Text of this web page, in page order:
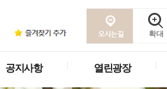
확대
공지사항 열린광장